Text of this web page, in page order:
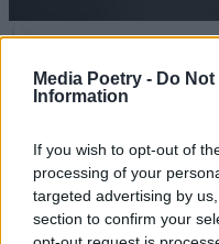
Media Poetry - Do
Information
If you wish to opt-out of
processing of your
targeted advertising by
section to confirm your
ΒΙΝΤΕΟ
Μιχάλης Γιαγκουνίδης,